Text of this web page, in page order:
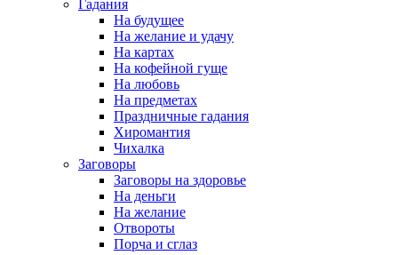
Гадания
На будущее
На желание и удачу
На картах
На кофейной гуще
На любовь
На предметах
Праздничные гадания
Хиромантия
Чихалка
Заговоры
Заговоры на здоровье
На деньги
На желание
Отвороты
Порча и сглаз